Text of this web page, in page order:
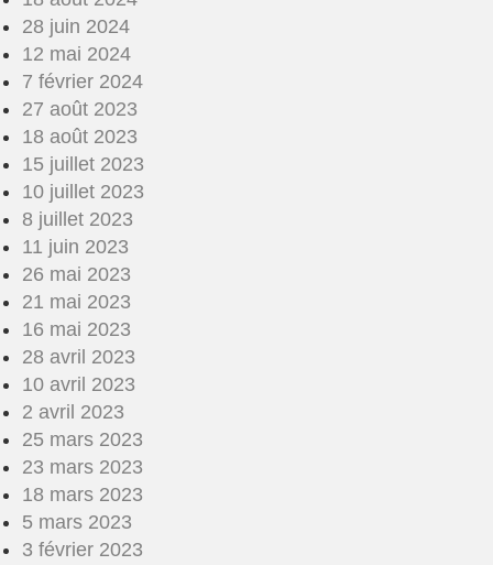
28 juin 2024
12 mai 2024
7 février 2024
27 août 2023
18 août 2023
15 juillet 2023
10 juillet 2023
8 juillet 2023
11 juin 2023
26 mai 2023
21 mai 2023
16 mai 2023
28 avril 2023
10 avril 2023
2 avril 2023
25 mars 2023
23 mars 2023
18 mars 2023
5 mars 2023
3 février 2023